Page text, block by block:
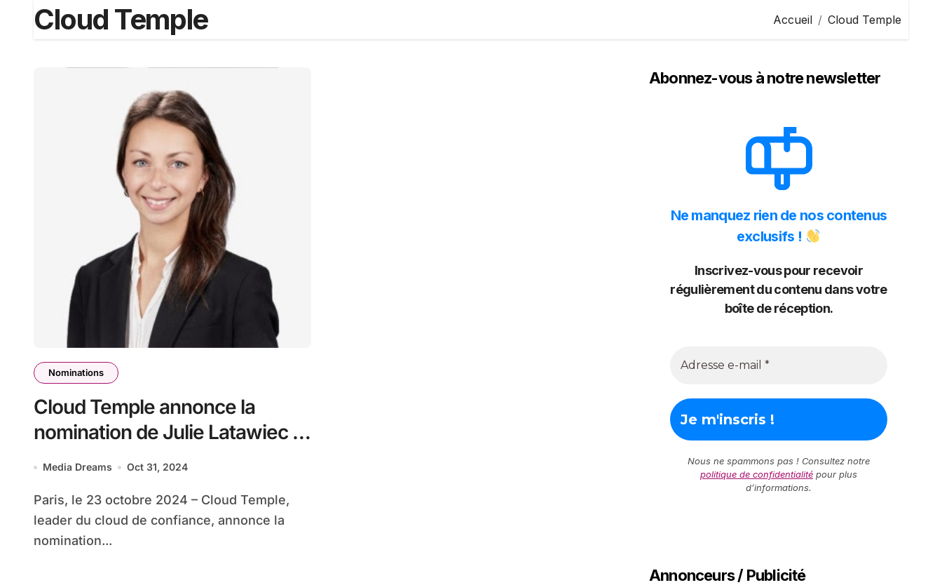
Cloud Temple Accueil Cloud Temple
Nominations
Cloud Temple annonce la
nomination de Julie Latawiec à
la tête des affaires publiques
Media Dreams Oct 31, 2024
Paris, le 23 octobre 2024 – Cloud Temple,
leader du cloud de confiance, annonce la
nomination...
Abonnez-vous à notre newsletter
Ne manquez rien de nos contenus
exclusifs !
Inscrivez-vous pour recevoir
régulièrement du contenu dans votre
boîte de réception.
Nous ne spammons pas ! Consultez notre
politique de confidentialité pour plus
d’informations.
Annonceurs / Publicité